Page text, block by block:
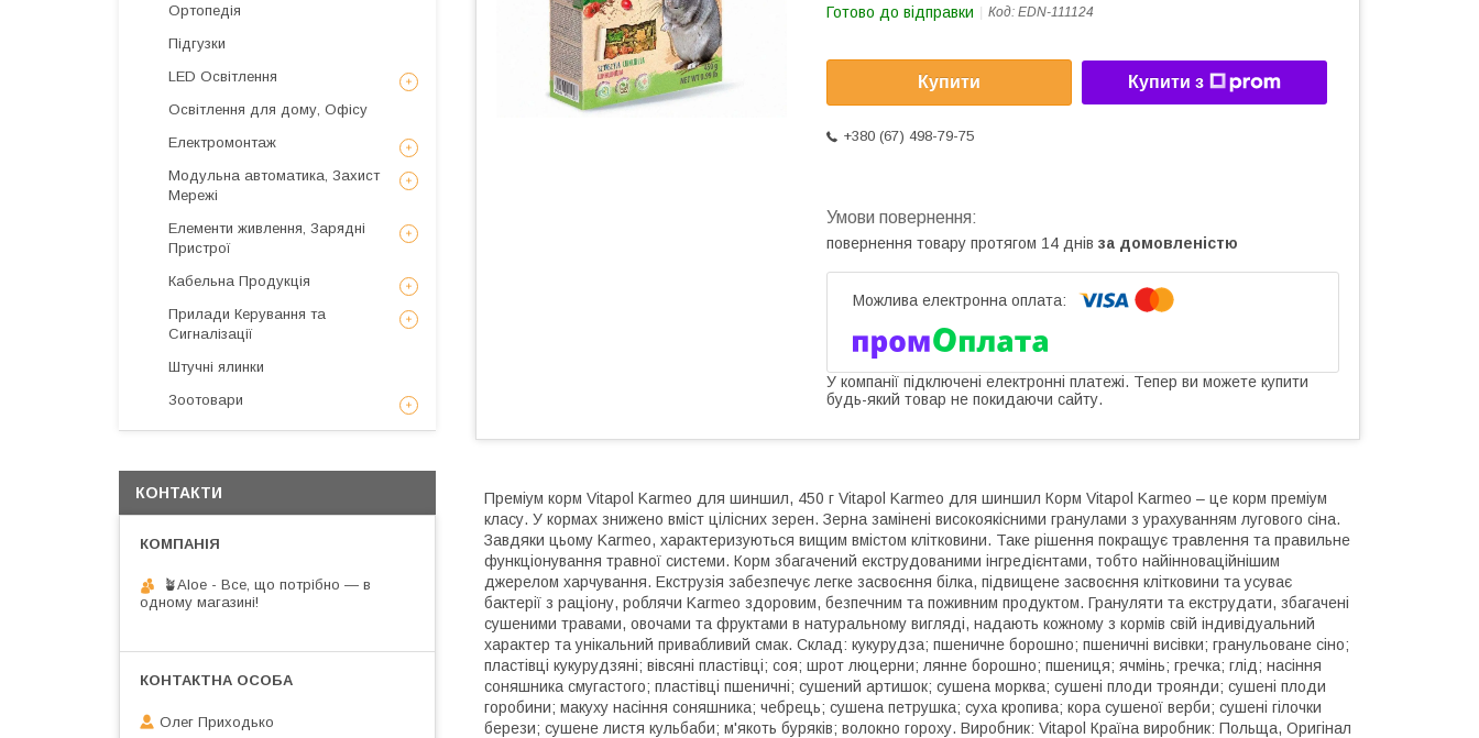
Готово до відправки Код: EDN-111124
Купити Купити з
+380 (67) 498-79-75
повернення товару протягом 14 днів за домовленістю
У компанії підключені електронні платежі. Тепер ви можете купити
будь-який товар не покидаючи сайту.
Преміум корм Vitapol Karmeo для шиншил, 450 г Vitapol Karmeo для шиншил Корм Vitapol Karmeo – це корм преміум
класу. У кормах знижено вміст цілісних зерен. Зерна замінені високоякісними гранулами з урахуванням лугового сіна.
Завдяки цьому Karmeo, характеризуються вищим вмістом клітковини. Таке рішення покращує травлення та правильне
функціонування травної системи. Корм збагачений екструдованими інгредієнтами, тобто найінноваційнішим
джерелом харчування. Екструзія забезпечує легке засвоєння білка, підвищене засвоєння клітковини та усуває
бактерії з раціону, роблячи Karmeo здоровим, безпечним та поживним продуктом. Грануляти та екструдати, збагачені
сушеними травами, овочами та фруктами в натуральному вигляді, надають кожному з кормів свій індивідуальний
характер та унікальний привабливий смак. Склад: кукурудза; пшеничне борошно; пшеничні висівки; гранульоване сіно;
пластівці кукурудзяні; вівсяні пластівці; соя; шрот люцерни; лянне борошно; пшениця; ячмінь; гречка; глід; насіння
соняшника смугастого; пластівці пшеничні; сушений артишок; сушена морква; сушені плоди троянди; сушені плоди
горобини; макуху насіння соняшника; чебрець; сушена петрушка; суха кропива; кора сушеної верби; сушені гілочки
берези; сушене листя кульбаби; м'якоть буряків; волокно гороху. Виробник: Vitapol Країна виробник: Польща, Оригінал
Ортопедія
Підгузки
LED Освітлення
Освітлення для дому, Офісу
Електромонтаж
Модульна автоматика, Захист
Мережі
Елементи живлення, Зарядні
Пристрої
Кабельна Продукція
Прилади Керування та
Сигналізації
Штучні ялинки
Зоотовари
КОНТАКТИ
🪴Aloe - Все, що потрібно — в
одному магазині!
Олег Приходько